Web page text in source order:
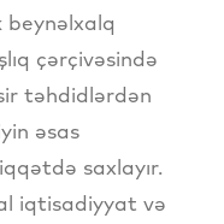
beynəlxalq
çərçivəsində
təhdidlərdən
əsas
saxlayır.
iqtisadiyyat və